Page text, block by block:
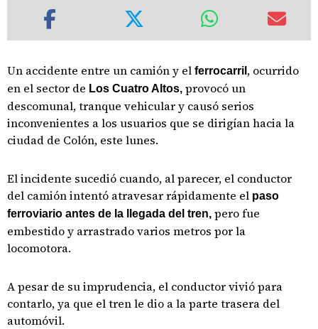
Un accidente entre un camión y el ferrocarril , ocurrido
en el sector de Los Cuatro Altos, provocó un
descomunal, tranque vehicular y causó serios
inconvenientes a los usuarios que se dirigían hacia la
ciudad de Colón, este lunes.
El incidente sucedió cuando, al parecer, el conductor
del camión intentó atravesar rápidamente el paso
ferroviario antes de la llegada del tren, pero fue
embestido y arrastrado varios metros por la
locomotora.
A pesar de su imprudencia, el conductor vivió para
contarlo, ya que el tren le dio a la parte trasera del
automóvil.